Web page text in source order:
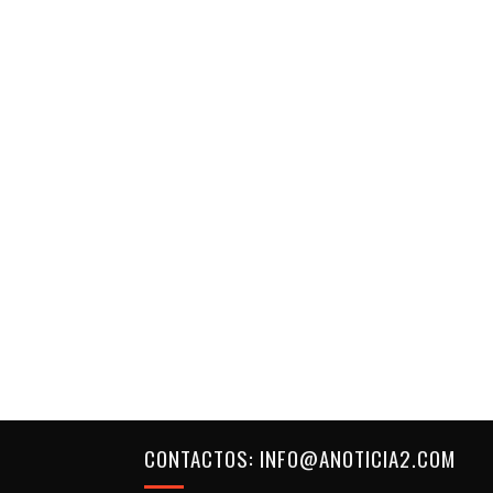
CONTACTOS: INFO@ANOTICIA2.COM